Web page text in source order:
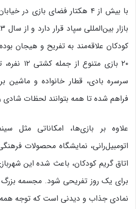
با بیش از ۴ هکتار فضای بازی
کودکان علاقه‌مند به تفریح و هیجان
۲۰ بازی
سرسره بادی، قطار خانواده و ماشین
فراهم شده تا همه بتوانند لحظات شادی
علاوه بر بازی‌ها، امکاناتی مثل
اتومبیل‌رانی، نمایشگاه محصولات
اتاق گریم کودکان، باعث شده این
برای یک روز تفریحی شود. مجسمه بزرگ
نمادی جذاب و دیدنی است که توجه